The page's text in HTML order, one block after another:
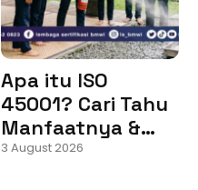
Apa itu ISO
45001? Cari Tahu
Manfaatnya &…
3 August 2026